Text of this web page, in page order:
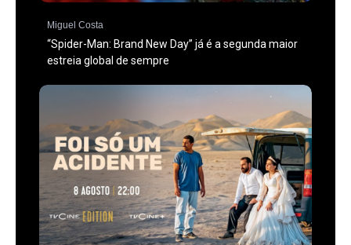
Miguel Costa
“Spider-Man: Brand New Day” já é a segunda maior
estreia global de sempre